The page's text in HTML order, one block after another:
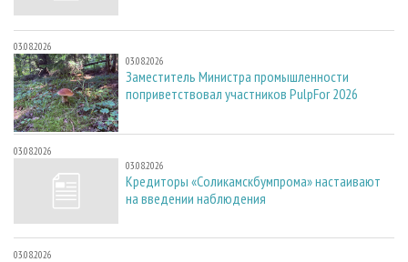
03.08.2026
03.08.2026
Заместитель Министра промышленности
поприветствовал участников PulpFor 2026
03.08.2026
03.08.2026
Кредиторы «Соликамскбумпрома» настаивают
на введении наблюдения
03.08.2026